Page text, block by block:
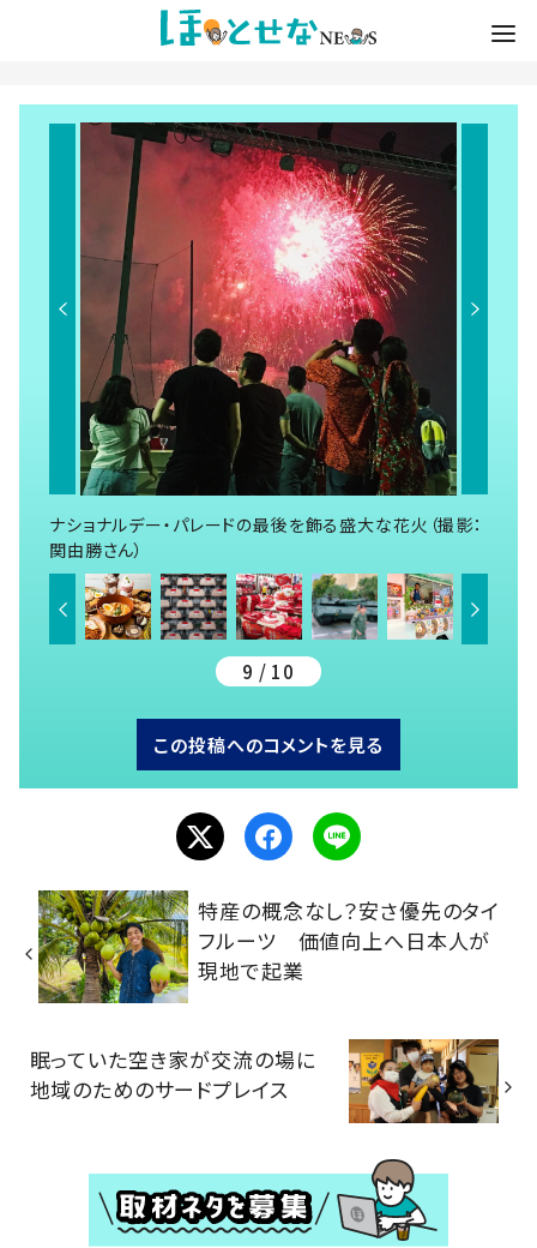
ナショナルデー・パレードの最後を飾る盛大な花火（撮影：
関由勝さん）
9 / 10
この投稿へのコメントを見る
特産の概念なし？安さ優先のタイ
フルーツ 価値向上へ日本人が
現地で起業
眠っていた空き家が交流の場に
地域のためのサードプレイス